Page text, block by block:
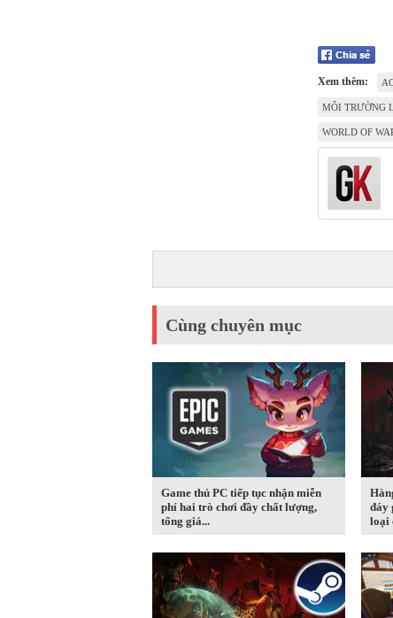
Xem thêm:
MÔI TRƯỜNG
WORLD OF
Cùng chuyên mục
Game thủ PC tiếp tục nhận miễn
phí hai trò chơi đầy chất lượng,
tổng giá...
đáy
loại